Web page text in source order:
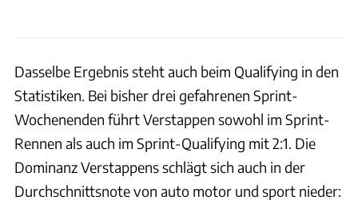
Dasselbe Ergebnis steht auch beim Qualifying in den
Statistiken. Bei bisher drei gefahrenen Sprint-
Wochenenden führt Verstappen sowohl im Sprint-
Rennen als auch im Sprint-Qualifying mit 2:1. Die
Dominanz Verstappens schlägt sich auch in der
Durchschnittsnote von auto motor und sport nieder: